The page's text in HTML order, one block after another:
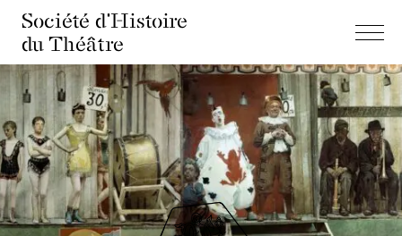
Société d'Histoire
du Théâtre